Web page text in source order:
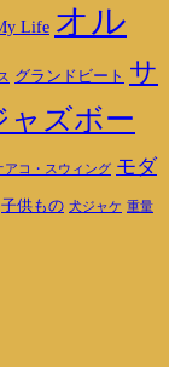
Life オル
グランドビート サ
ャズボー
アコ・スウィング モダ
子供もの 犬ジャケ 重量